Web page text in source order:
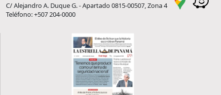
C/ Alejandro A. Duque G. - Apartado 0815-00507, Zona 4
Teléfono: +507 204-0000